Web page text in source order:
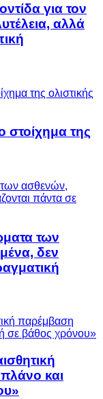
για τον
αλλά
στοίχημα της
των
δεν
και